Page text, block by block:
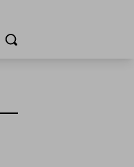
Cerca